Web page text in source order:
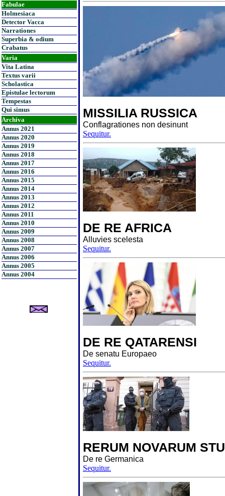
Fabulae
Holmesiaca
Detector Vacca
Narrationes
Superbia & odium
Crabatus
Varia
Vita Latina
Textus varii
Scholastica
Epistulae lectorum
Tempestas
Qui simus
Archiva
Annus 2021
Annus 2020
Annus 2019
Annus 2018
Annus 2017
Annus 2016
Annus 2015
Annus 2014
Annus 2013
Annus 2012
Annus 2011
Annus 2010
Annus 2009
Annus 2008
Annus 2007
Annus 2006
Annus 2005
Annus 2004
MISSILIA RUSSICA
Conflagrationes non desinunt
Sequitur.
DE RE AFRICA
Alluvies scelesta
Sequitur.
DE RE QATARENSI
De senatu Europaeo
Sequitur.
RERUM NOVARUM
De re Germanica
Sequitur.